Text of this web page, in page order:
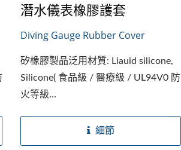
潛水儀表橡膠護套
Diving Gauge Rubber Cover
矽橡膠製品泛用材質: Liauid silicone,
Silicone( 食品級 / 醫療級 / UL94V0 防
火等級...
細節